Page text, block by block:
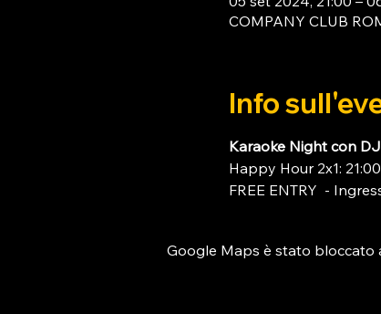
COMPANY CLUB
Info
Karaoke Night con
Happy Hour 2x1:
FREE ENTRY  -
Google Maps è stato bloccato